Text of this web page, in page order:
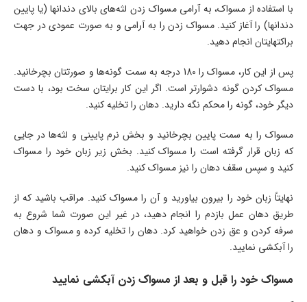
با استفاده از مسواک، به آرامی مسواک زدن لثه‌­های بالای دندان­ها (یا پایین
دندان­ها) را آغاز کنید. مسواک زدن را به آرامی و به صورت عمودی در جهت
براکت­هایتان انجام دهید.
پس از این کار، مسواک را 180 درجه به سمت گونه‌­ها و صورتتان بچرخانید.
مسواک کردن گونه دشوارتر است. اگر این کار برایتان سخت بود، با دست
دیگر خود، گونه را محکم نگه دارید. دهان را تخلیه کنید.
مسواک را به سمت پایین بچرخانید و بخش نرم پایینی و لثه‌­ها در جایی
که زبان قرار گرفته است را مسواک کنید. بخش زیر زبان خود را مسواک
کنید و سپس سقف دهان را نیز مسواک کنید.
نهایتاً زبان خود را بیرون بیاورید و آن را مسواک کنید. مراقب باشید که از
طریق دهان عمل بازدم را انجام دهید، در غیر این صورت شما شروع به
سرفه کردن و عق زدن خواهید کرد. دهان را تخلیه کرده و مسواک و دهان
را آبکشی نمایید.
مسواک خود را قبل و بعد از مسواک زدن آبکشی نمایید